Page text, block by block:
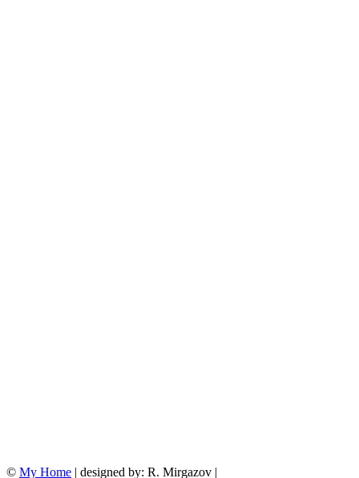
© My Home | designed by: R. Mirgazov |